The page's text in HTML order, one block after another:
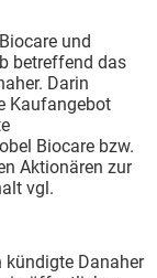
und
betreffend das
Darin
Kaufangebot
Biocare bzw.
Aktionären zur
vgl.
kündigte Danaher